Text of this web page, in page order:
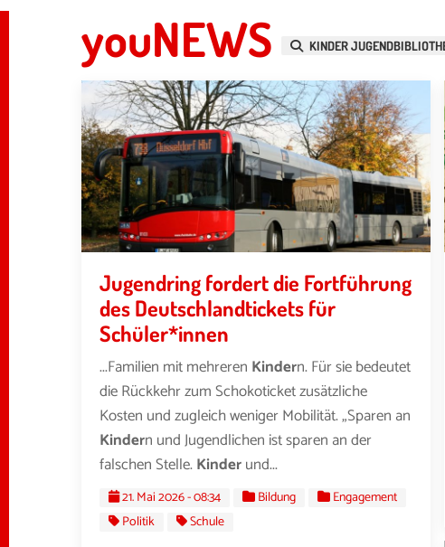
youNEWS KINDER
Jugendring fordert die Fortführung
des Deutschlandtickets für
Schüler*innen
...Familien mit mehreren Kindern. Für sie bedeutet
die Rückkehr zum Schokoticket zusätzliche
Kosten und zugleich weniger Mobilität. „Sparen an
Kindern und Jugendlichen ist sparen an der
falschen Stelle.Kinderund...
21. Mai 2026 - 08:34 Bildung
Engagement
Politik
Schule